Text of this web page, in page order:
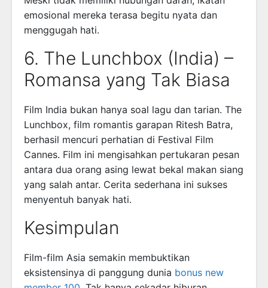
emosional mereka terasa begitu nyata dan
menggugah hati.
6. The Lunchbox (India) –
Romansa yang Tak Biasa
Film India bukan hanya soal lagu dan tarian. The
Lunchbox, film romantis garapan Ritesh Batra,
berhasil mencuri perhatian di Festival Film
Cannes. Film ini mengisahkan pertukaran pesan
antara dua orang asing lewat bekal makan siang
yang salah antar. Cerita sederhana ini sukses
menyentuh banyak hati.
Kesimpulan
Film-film Asia semakin membuktikan
eksistensinya di panggung dunia bonus new